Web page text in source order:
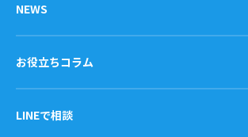
NEWS
お役立ちコラム
LINEで相談